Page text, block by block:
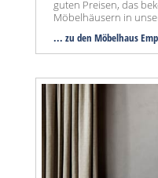
guten Preisen, das
Möbelhäusern in
... zu den Möbelhaus